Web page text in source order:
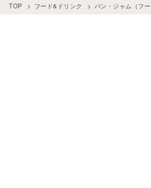
TOP フード&ドリンク パン・ジャム（フー